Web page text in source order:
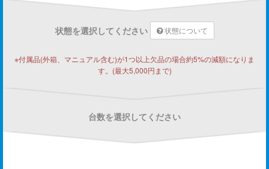
状態を選択してください 状態について
※付属品(外箱、マニュアル含む)が1つ以上欠品の場合約5%の減額になりま
す。(最大5,000円まで)
台数を選択してください